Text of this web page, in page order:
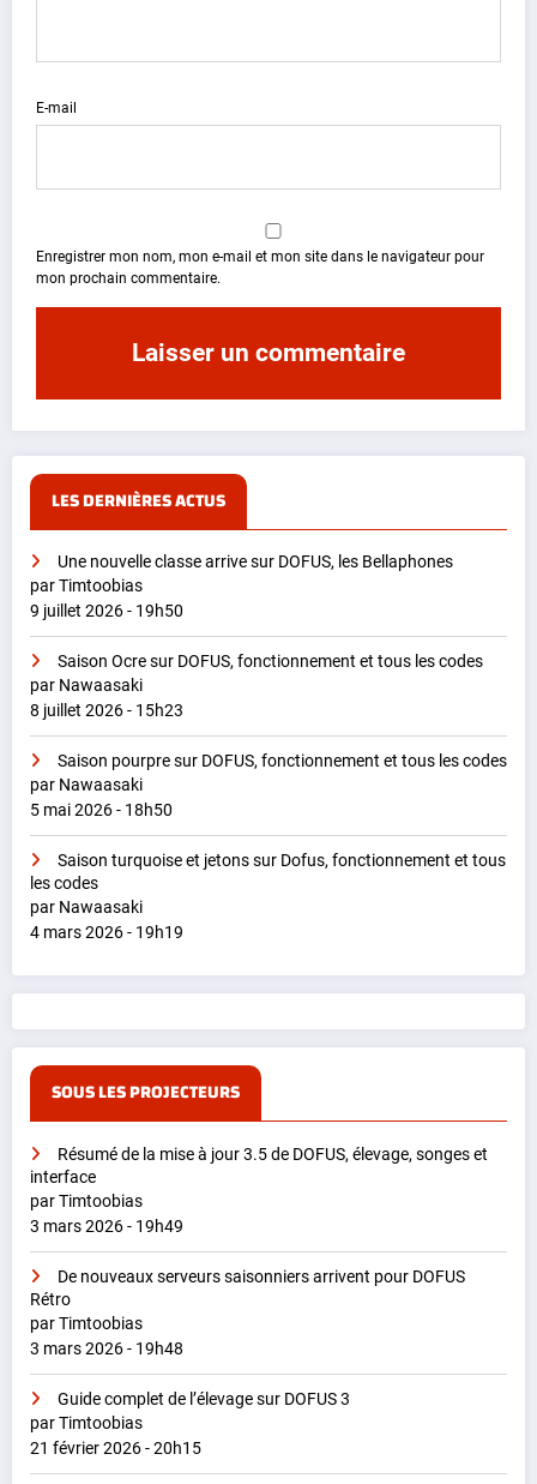
E-mail
Enregistrer mon nom, mon e-mail et mon site dans le navigateur pour
mon prochain commentaire.
LES DERNIÈRES ACTUS
Une nouvelle classe arrive sur DOFUS, les Bellaphones
par Timtoobias
9 juillet 2026 - 19h50
Saison Ocre sur DOFUS, fonctionnement et tous les codes
par Nawaasaki
8 juillet 2026 - 15h23
Saison pourpre sur DOFUS, fonctionnement et tous les codes
par Nawaasaki
5 mai 2026 - 18h50
Saison turquoise et jetons sur Dofus, fonctionnement et tous
les codes
par Nawaasaki
4 mars 2026 - 19h19
SOUS LES PROJECTEURS
Résumé de la mise à jour 3.5 de DOFUS, élevage, songes et
interface
par Timtoobias
3 mars 2026 - 19h49
De nouveaux serveurs saisonniers arrivent pour DOFUS
Rétro
par Timtoobias
3 mars 2026 - 19h48
Guide complet de l’élevage sur DOFUS 3
par Timtoobias
21 février 2026 - 20h15